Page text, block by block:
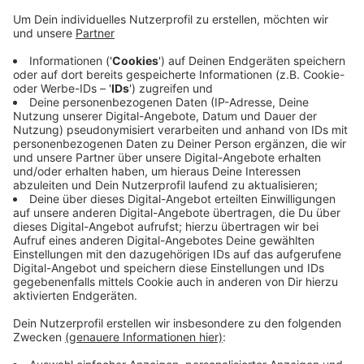
Das Feuer ist gegen halb acht in einer Garage eines
Wohnhauses in der Straße „Am Wasserturm“
ausgebrochen. Laut Polizei habe sich die Person in der
Garage befunden. Diese stand komplett in Flammen.
Die Einsatzkräfte konnten gerade noch verhindert,
dass die Flammen auf das anliegende Gebäude
übergreifen. Die Brandursache ist laut Polizei noch
unklar. Die Kriminalpolizei wurde bereits eingeschaltet,
heißt es. Sie wird noch heute die Ermittlungen
aufnehmen.
Anzeige